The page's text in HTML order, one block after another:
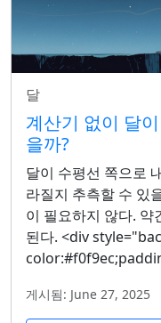
달
계산기 없이 달
을까?
달이 수평선 쪽으로
라질지 추측할 수 있
이 필요하지 않다. 약
된다. <div
게시됨: June 27, 2025